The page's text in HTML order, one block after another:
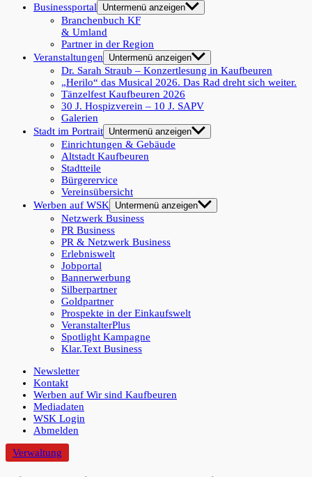
Businessportal
Untermenü anzeigen
Branchenbuch KF
& Umland
Partner in der Region
Veranstaltungen
Untermenü anzeigen
Dr. Sarah Straub – Konzertlesung in Kaufbeuren
„Herilo“ das Musical 2026. Das Rad dreht sich weiter.
Tänzelfest Kaufbeuren 2026
30 J. Hospizverein – 10 J. SAPV
Galerien
Stadt im Portrait Untermenü anzeigen
Einrichtungen & Gebäude
Altstadt Kaufbeuren
Stadtteile
Bürgerervice
Vereinsübersicht
Werben auf WSK
Untermenü anzeigen
Netzwerk Business
PR Business
PR & Netzwerk Business
Erlebniswelt
Jobportal
Bannerwerbung
Silberpartner
Goldpartner
Prospekte in der Einkaufswelt
VeranstalterPlus
Spotlight Kampagne
Klar.Text Business
Newsletter
Kontakt
Werben auf Wir sind Kaufbeuren
Mediadaten
WSK Login
Abmelden
Verwaltung